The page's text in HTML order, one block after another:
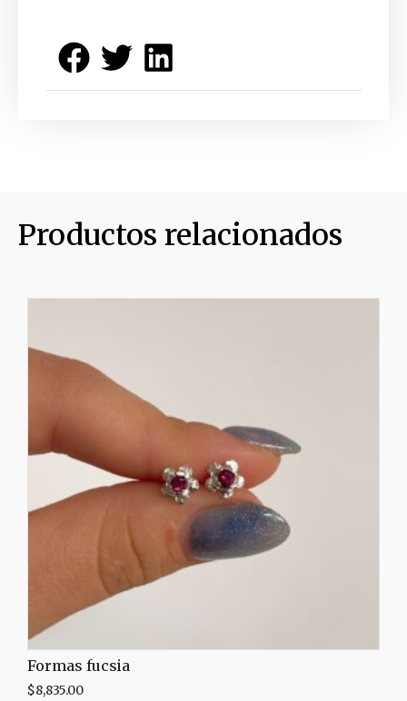
Productos relacionados
Formas fucsia
$8,835.00